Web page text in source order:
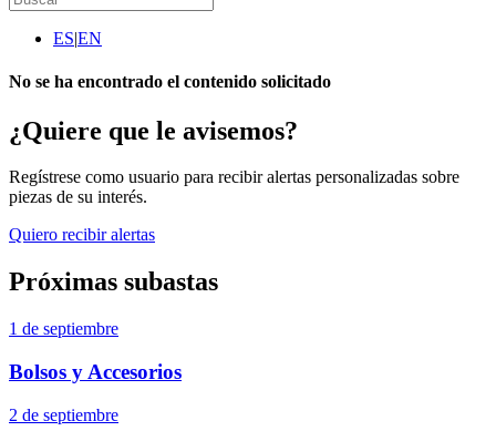
ES|EN
No se ha encontrado el contenido solicitado
¿Quiere que le avisemos?
Regístrese como usuario para recibir alertas personalizadas sobre
piezas de su interés.
Quiero recibir alertas
Próximas subastas
1 de septiembre
Bolsos y Accesorios
2 de septiembre